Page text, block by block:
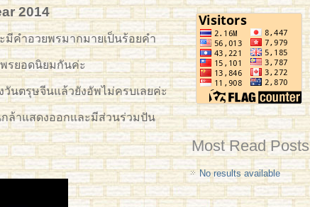
2014
คำอวยพรมากมายเป็นร้อยคำ
รยอดนิยมกันค่ะ
นตรุษจีนแล้วยังอัพไม่ครบเลยค่ะ
กล้าแสดงออกและมีส่วนร่วมปัน
Most Read Posts
No results available